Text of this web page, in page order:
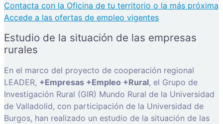
Contacta con la Oficina de tu territorio o la más próxima
Accede a las ofertas de empleo vigentes
Estudio de la situación de las empresas
rurales
En el marco del proyecto de cooperación regional
LEADER, +Empresas +Empleo +Rural, el Grupo de
Investigación Rural (GIR) Mundo Rural de la Universidad
de Valladolid, con participación de la Universidad de
Burgos, han realizado un estudio de la situación de las